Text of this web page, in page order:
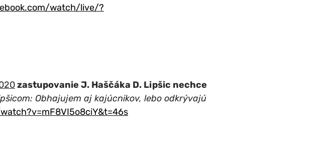
watch/live/?
zastupovanie J. Haščáka D. Lipšic nechce
Obhajujem aj kajúcnikov, lebo odkrývajú